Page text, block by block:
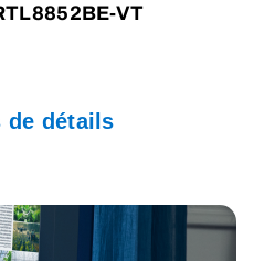
VT
de détails